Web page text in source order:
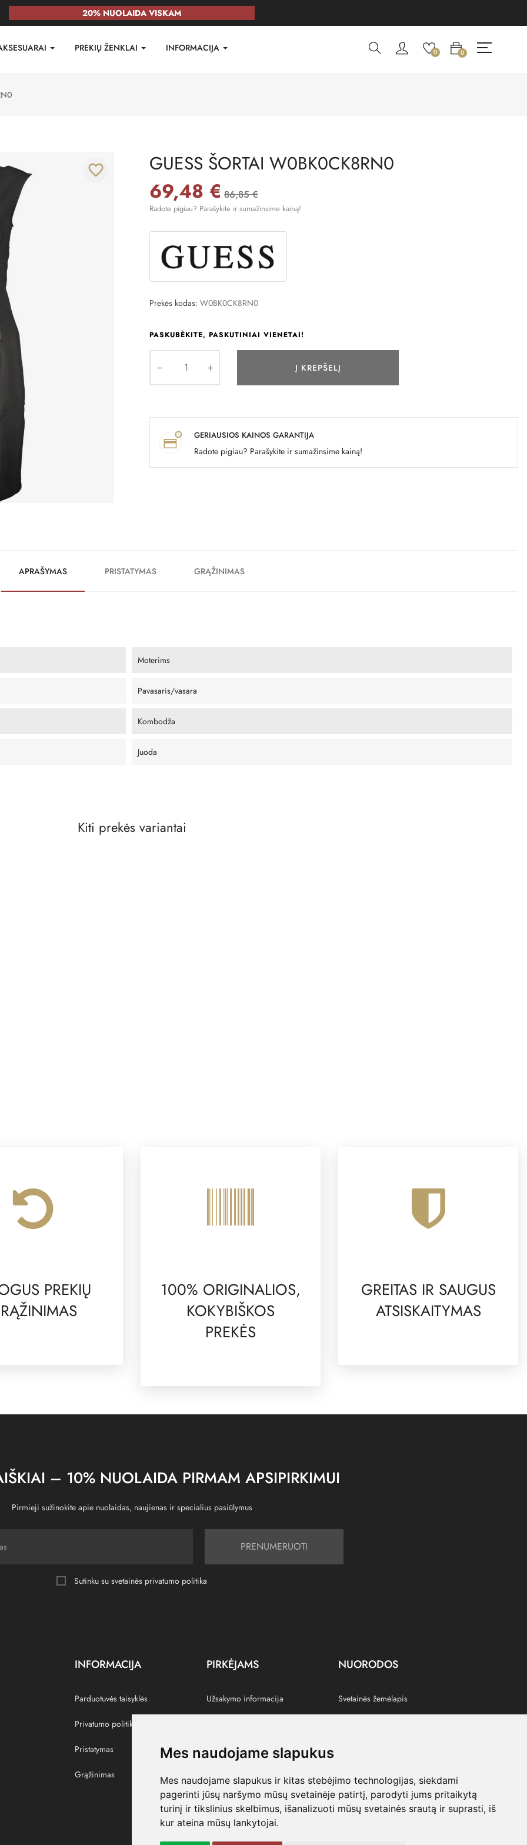
Mes naudojame slapukus
Mes naudojame slapukus ir kitas stebėjimo technologijas, siekdami
pagerinti jūsų naršymo mūsų svetainėje patirtį, parodyti jums pritaikytą
turinį ir tikslinius skelbimus, išanalizuoti mūsų svetainės srautą ir suprasti, iš
kur ateina mūsų lankytojai.
20% NUOLAIDA VISKAM
PREKIŲ ŽENKLAI INFORMACIJA 0 0
favorite_border GUESS ŠORTAI W0BK0CK8RN0
69,48 € 86,85 €
Radote pigiau? Parašykite ir sumažinsime kainą!
Prekės kodas: W0BK0CK8RN0
PASKUBĖKITE, PASKUTINIAI VIENETAI!
Į KREPŠELĮ
GERIAUSIOS KAINOS GARANTIJA
Radote pigiau? Parašykite ir sumažinsime kainą!
APRAŠYMAS PRISTATYMAS GRĄŽINIMAS
Moterims
Pavasaris/vasara
Kombodža
Juoda
Kiti prekės variantai
PREKIŲ
100% ORIGINALIOS,
KOKYBIŠKOS
PREKĖS
GREITAS IR SAUGUS
ATSISKAITYMAS
– 10% NUOLAIDA PIRMAM APSIPIRKIMUI
Pirmieji sužinokite apie nuolaidas, naujienas ir specialius pasiūlymus
PRENUMERUOTI
Sutinku su svetainės privatumo politika
INFORMACIJA
Parduotuvės taisyklės
Privatumo politika
Pristatymas
Grąžinimas
PIRKĖJAMS
Užsakymo informacija
Paskyra
Pamėgtos prekės
NUORODOS
Svetainės žemėlapis